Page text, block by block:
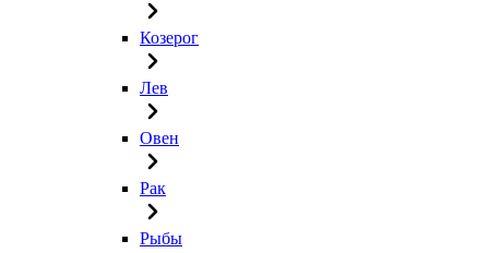
Козерог
Лев
Овен
Рак
Рыбы